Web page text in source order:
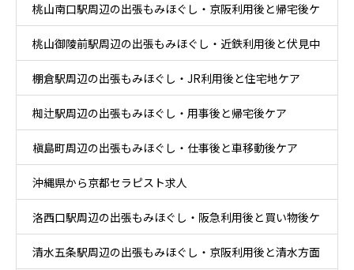
桃山南口駅周辺の出張もみほぐし・京阪利用後と帰宅後ケ
ア
桃山御陵前駅周辺の出張もみほぐし・近鉄利用後と伏見中
心部ケア
棚倉駅周辺の出張もみほぐし・JR利用後と住宅地ケア
椥辻駅周辺の出張もみほぐし・用事後と帰宅後ケア
槇島町周辺の出張もみほぐし・仕事後と車移動後ケア
沖縄県から京都セラピスト求人
洛西口駅周辺の出張もみほぐし・阪急利用後と買い物後ケ
ア
清水五条駅周辺の出張もみほぐし・京阪利用後と清水方面